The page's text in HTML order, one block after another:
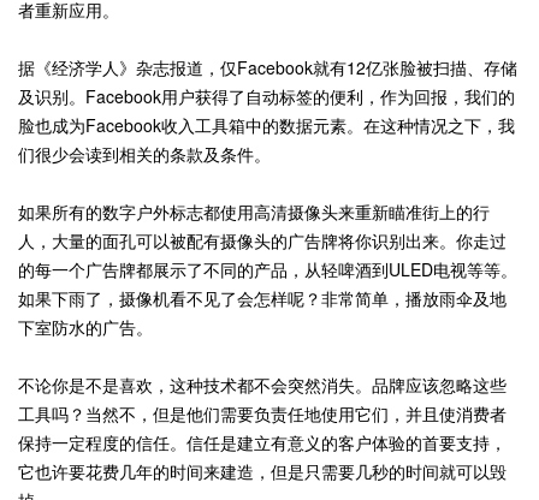
者重新应用。
据《经济学人》杂志报道，仅Facebook就有12亿张脸被扫描、存储
及识别。Facebook用户获得了自动标签的便利，作为回报，我们的
脸也成为Facebook收入工具箱中的数据元素。在这种情况之下，我
们很少会读到相关的条款及条件。
如果所有的数字户外标志都使用高清摄像头来重新瞄准街上的行
人，大量的面孔可以被配有摄像头的广告牌将你识别出来。你走过
的每一个广告牌都展示了不同的产品，从轻啤酒到ULED电视等等。
如果下雨了，摄像机看不见了会怎样呢？非常简单，播放雨伞及地
下室防水的广告。
不论你是不是喜欢，这种技术都不会突然消失。品牌应该忽略这些
工具吗？当然不，但是他们需要负责任地使用它们，并且使消费者
保持一定程度的信任。信任是建立有意义的客户体验的首要支持，
它也许要花费几年的时间来建造，但是只需要几秒的时间就可以毁